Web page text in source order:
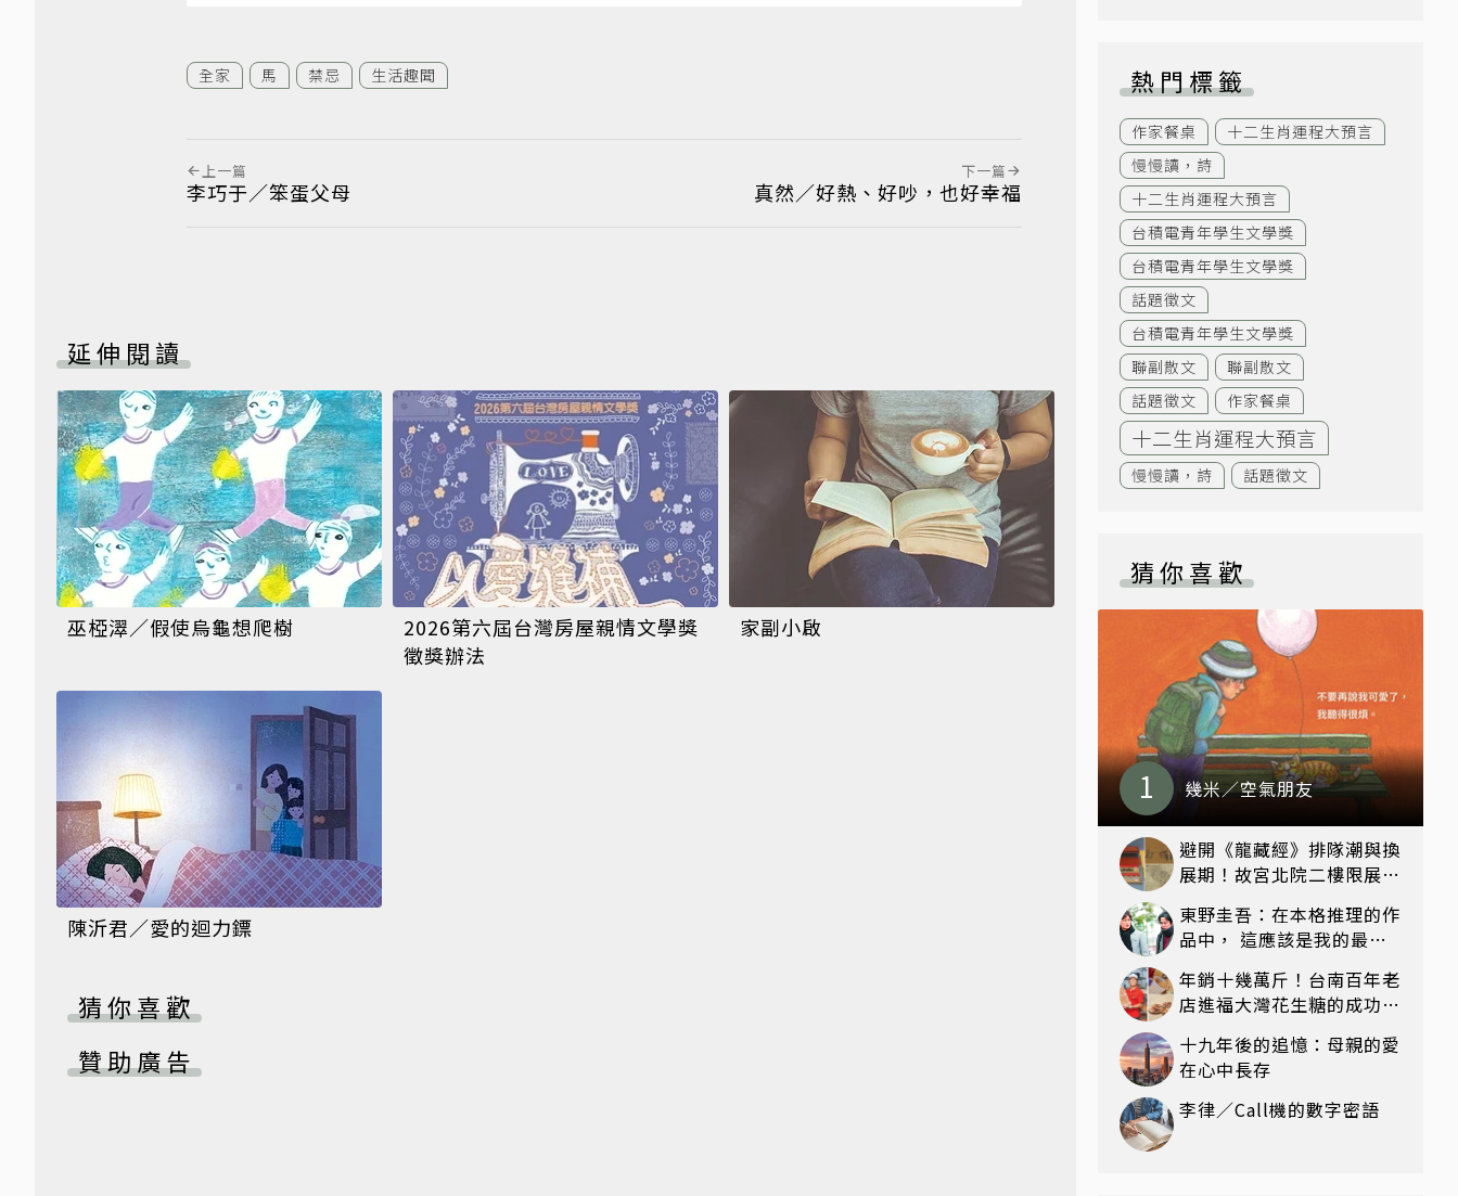
全家 馬 禁忌 生活趣聞
上一篇
李巧于／笨蛋父母
下一篇
真然／好熱、好吵，也好幸福
延伸閱讀
巫椏濢／假使烏龜想爬樹
2026第六屆台灣房屋親情文學獎
徵獎辦法
家副小啟
陳沂君／愛的迴力鏢
猜你喜歡
贊助廣告
熱門標籤
作家餐桌
十二生肖運程大預言
慢慢讀，詩
十二生肖運程大預言
台積電青年學生文學獎
台積電青年學生文學獎
話題徵文
台積電青年學生文學獎
聯副散文
聯副散文
話題徵文
作家餐桌
十二生肖運程大預言
慢慢讀，詩 話題徵文
猜你喜歡
幾米／空氣朋友
避開《龍藏經》排隊潮與換
展期！故宮北院二樓限展國
最愛「滑冰賽」更精采
東野圭吾：在本格推理的作
品中， 這應該是我的最高
身》
年銷十幾萬斤！台南百年老
店進福大灣花生糖的成功心
間斷
十九年後的追憶：母親的愛
在心中長存
李律／Call機的數字密語